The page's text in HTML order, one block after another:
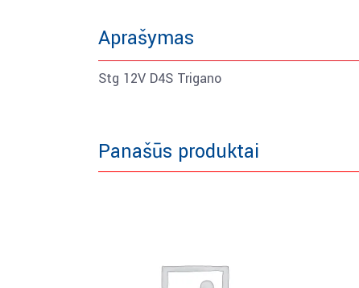
Aprašymas
Stg 12V D4S Trigano
Panašūs produktai